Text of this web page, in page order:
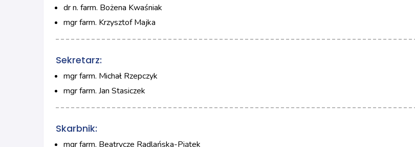
dr n. farm. Bożena Kwaśniak
mgr farm. Krzysztof Majka
Sekretarz:
mgr farm. Michał Rzepczyk
mgr farm. Jan Stasiczek
Skarbnik:
mgr farm. Beatrycze Radlańska-Piątek